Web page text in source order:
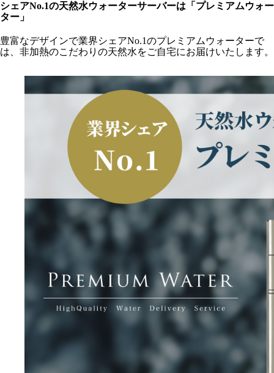
シェアNo.1の天然水ウォーターサーバーは「プレミアムウォー
ター」
豊富なデザインで業界シェアNo.1のプレミアムウォーターで
は、非加熱のこだわりの天然水をご自宅にお届けいたします。